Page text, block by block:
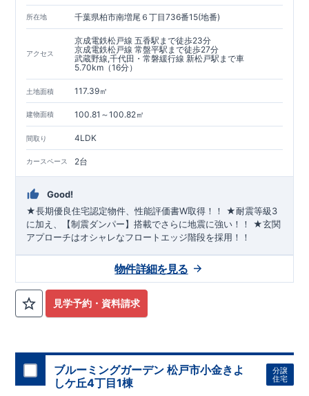
所在地 千葉県柏市南増尾６丁目736番15(地番)
アクセス
京成電鉄松戸線 五香駅まで徒歩23分
京成電鉄松戸線 常盤平駅まで徒歩27分
武蔵野線,千代田・常磐緩行線 新松戸駅まで車
5.70km（16分）
土地面積 117.39㎡
建物面積 100.81～100.82㎡
間取り 4LDK
カースペース 2台
Good!
★長期優良住宅認定物件、性能評価書W取得！！ ★耐震等級3
に加え、【制震ダンパー】搭載でさらに地震に強い！！ ★玄関
アプローチはオシャレなフロートエッジ階段を採用！！
見学予約・資料請求
物件詳細を見る
ブルーミングガーデン 松戸市小金きよ
しケ丘4丁目1棟
分譲
住宅